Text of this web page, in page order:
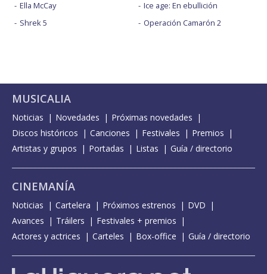
Ella McCay
Shrek 5
Ice age: En ebullición
Operación Camarón 2
MUSICALIA
Noticias Novedades
Próximas novedades
Discos históricos
Canciones Festivales
Premios
Artistas y grupos
Portadas Listas Guía / directorio
CINEMANÍA
Noticias Cartelera Próximos estrenos
DVD
Avances
Tráilers
Festivales + premios
Actores y actrices
Carteles Box-office Guía / directorio